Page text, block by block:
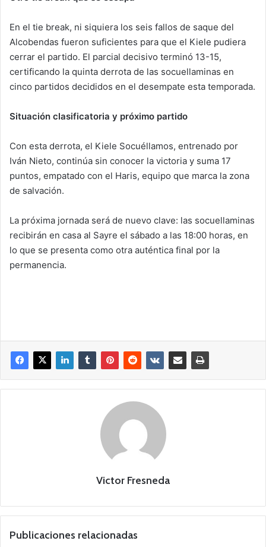
En el tie break, ni siquiera los seis fallos de saque del
Alcobendas fueron suficientes para que el Kiele pudiera
cerrar el partido. El parcial decisivo terminó 13-15,
certificando la quinta derrota de las socuellaminas en
cinco partidos decididos en el desempate esta temporada.
Situación clasificatoria y próximo partido
Con esta derrota, el Kiele Socuéllamos, entrenado por
Iván Nieto, continúa sin conocer la victoria y suma 17
puntos, empatado con el Haris, equipo que marca la zona
de salvación.
La próxima jornada será de nuevo clave: las socuellaminas
recibirán en casa al Sayre el sábado a las 18:00 horas, en
lo que se presenta como otra auténtica final por la
permanencia.
Victor Fresneda
Publicaciones relacionadas